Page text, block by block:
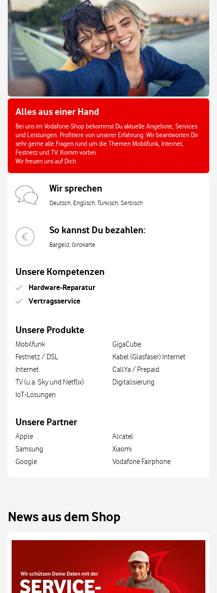
Alles aus einer Hand
Bei uns im Vodafone-Shop bekommst Du aktuelle Angebote, Services
und Leistungen. Profitiere von unserer Erfahrung: Wir beantworten Dir
sehr gerne alle Fragen rund um die Themen Mobilfunk, Internet,
Festnetz und TV. Komm vorbei.
Wir freuen uns auf Dich.
Wir sprechen
Deutsch, Englisch, Türkisch, Serbisch
So kannst Du bezahlen:
Bargeld, Girokarte
Unsere Kompetenzen
Hardware-Reparatur
Vertragsservice
Unsere Produkte
Mobilfunk
Festnetz / DSL
Internet
TV (u.a. Sky und Netflix)
IoT-Lösungen
GigaCube
Kabel (Glasfaser) Internet
CallYa / Prepaid
Digitalisierung
Unsere Partner
Apple
Samsung
Google
Alcatel
Xiaomi
Vodafone Fairphone
News aus dem Shop